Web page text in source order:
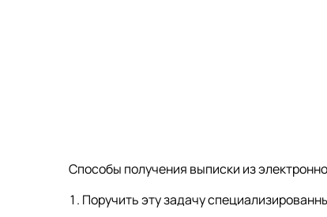
Способы получения выписки из
Поручить эту задачу